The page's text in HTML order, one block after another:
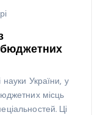
бюджетних
науки України, у
місць
Ці